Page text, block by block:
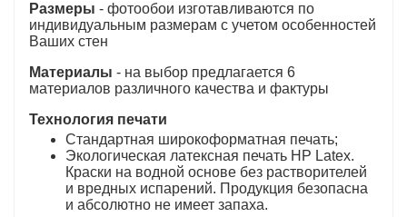
Размеры - фотообои изготавливаются по
индивидуальным размерам с учетом особенностей
Ваших стен
Материалы - на выбор предлагается 6
материалов различного качества и фактуры
Технология печати
Стандартная широкоформатная печать;
Экологическая латексная печать HP Latex.
Краски на водной основе без растворителей
и вредных испарений. Продукция безопасна
и абсолютно не имеет запаха.